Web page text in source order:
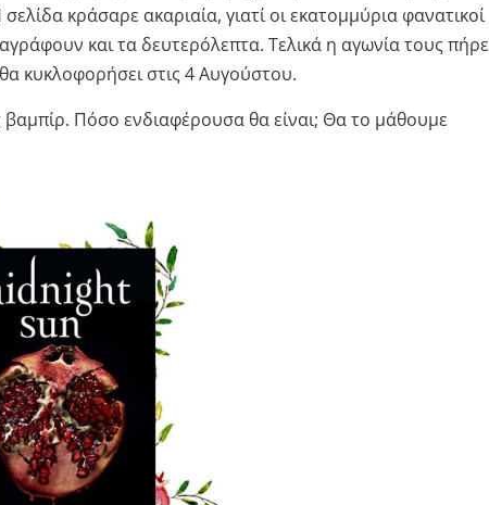
κράσαρε ακαριαία, γιατί οι εκατομμύρια φανατικοί
και τα δευτερόλεπτα. Τελικά η αγωνία τους πήρε
κυκλοφορήσει στις 4 Αυγούστου.
βαμπίρ. Πόσο ενδιαφέρουσα θα είναι; Θα το μάθουμε